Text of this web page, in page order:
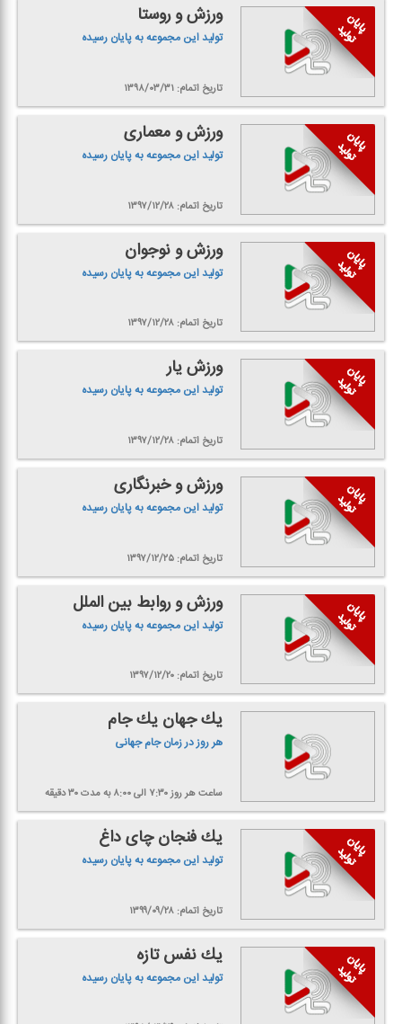
ورزش و روستا
تولید این مجموعه به پایان رسیده
تاریخ اتمام: ۱۳۹۸/۰۳/۳۱
ورزش و معماری
تولید این مجموعه به پایان رسیده
تاریخ اتمام: ۱۳۹۷/۱۲/۲۸
ورزش و نوجوان
تولید این مجموعه به پایان رسیده
تاریخ اتمام: ۱۳۹۷/۱۲/۲۸
ورزش یار
تولید این مجموعه به پایان رسیده
تاریخ اتمام: ۱۳۹۷/۱۲/۲۸
ورزش و خبرنگاری
تولید این مجموعه به پایان رسیده
تاریخ اتمام: ۱۳۹۷/۱۲/۲۵
ورزش و روابط بین الملل
تولید این مجموعه به پایان رسیده
تاریخ اتمام: ۱۳۹۷/۱۲/۲۰
یك جهان یك جام
هر روز در زمان جام جهانی
ساعت هر روز ۷:۳۰ الی ۸:۰۰ به مدت ۳۰ دقیقه
یك فنجان چای داغ
تولید این مجموعه به پایان رسیده
تاریخ اتمام: ۱۳۹۹/۰۹/۲۸
یك نفس تازه
تولید این مجموعه به پایان رسیده